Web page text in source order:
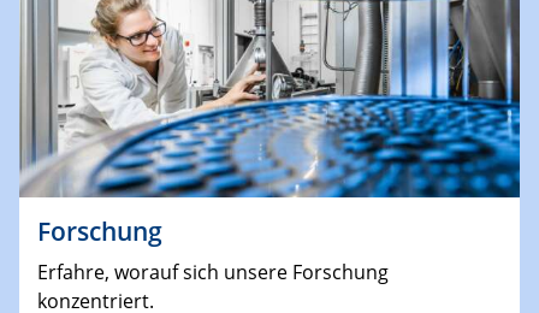
Forschung
Erfahre, worauf sich unsere Forschung
konzentriert.